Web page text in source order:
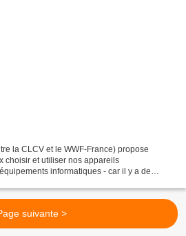
la CLCV et le WWF-France) propose
choisir et utiliser nos appareils
informatiques - car il y a de
suivante >